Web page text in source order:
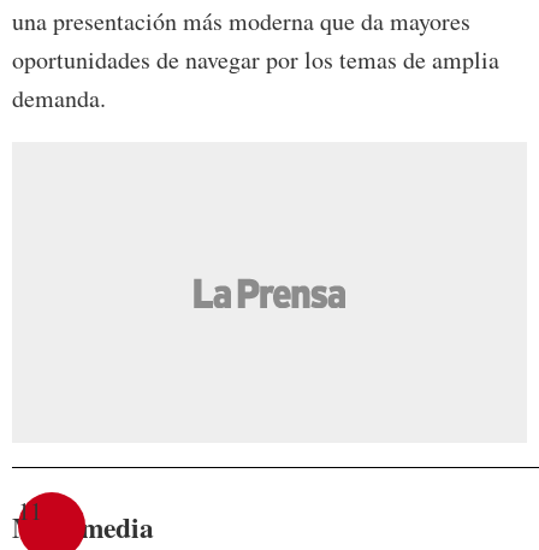
una presentación más moderna que da mayores
oportunidades de navegar por los temas de amplia
demanda.
11
Multimedia